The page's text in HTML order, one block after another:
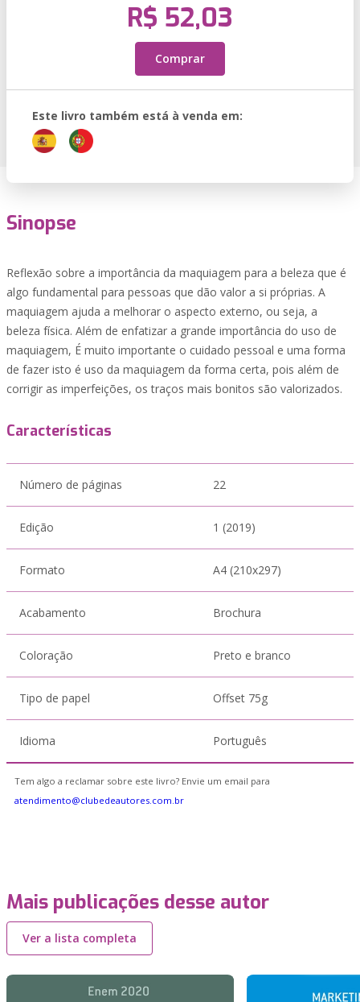
R$ 52,03
Comprar
Este livro também está à venda em:
Sinopse
Reflexão sobre a importância da maquiagem para a beleza que é
algo fundamental para pessoas que dão valor a si próprias. A
maquiagem ajuda a melhorar o aspecto externo, ou seja, a
beleza física. Além de enfatizar a grande importância do uso de
maquiagem, É muito importante o cuidado pessoal e uma forma
de fazer isto é uso da maquiagem da forma certa, pois além de
corrigir as imperfeições, os traços mais bonitos são valorizados.
Características
Número de páginas 22
Edição 1 (2019)
Formato A4 (210x297)
Acabamento Brochura
Coloração Preto e branco
Tipo de papel Offset 75g
Idioma Português
Tem algo a reclamar sobre este livro? Envie um email para
atendimento@clubedeautores.com.br
Mais publicações desse autor
Ver a lista completa